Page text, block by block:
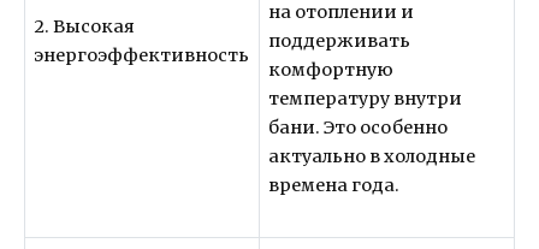
2. Высокая
энергоэффективность
на отоплении и
поддерживать
комфортную
температуру внутри
бани. Это особенно
актуально в холодные
времена года.